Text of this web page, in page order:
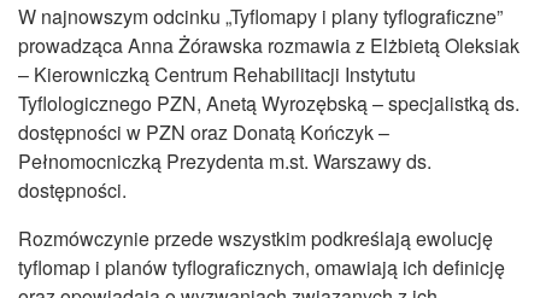
W najnowszym odcinku „Tyflomapy i plany tyflograficzne”
prowadząca Anna Żórawska rozmawia z Elżbietą Oleksiak
– Kierowniczką Centrum Rehabilitacji Instytutu
Tyflologicznego PZN, Anetą Wyrozębską – specjalistką ds.
dostępności w PZN oraz Donatą Kończyk –
Pełnomocniczką Prezydenta m.st. Warszawy ds.
dostępności.
Rozmówczynie przede wszystkim podkreślają ewolucję
tyflomap i planów tyflograficznych, omawiają ich definicję